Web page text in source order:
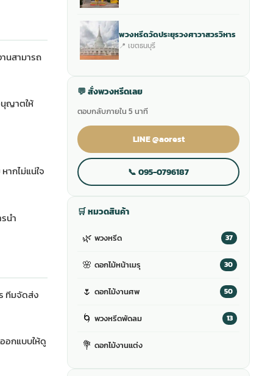
นสามารถ
นุญาตให้
กไม่แน่ใจ
นำ
ทีมจัดส่ง
อกแบบให้ดู
พวงหรีดวัดประยุรวงศาวาสวรวิหาร
📍 เขตธนบุรี
💬 สั่งพวงหรีดเลย
ตอบกลับภายใน 5 นาที
LINE @aorest
📞 095-0796187
🛒 หมวดสินค้า
🌿 พวงหรีด 37
🌸 ดอกไม้หน้าเมรุ 30
🌷 ดอกไม้งานศพ 50
🌀 พวงหรีดพัดลม 13
💐 ดอกไม้งานแต่ง